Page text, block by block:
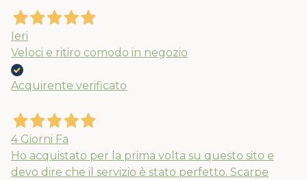
Ieri
Veloci e ritiro comodo in negozio
Acquirente verificato
4 Giorni Fa
Ho acquistato per la prima volta su questo sito e
devo dire che il servizio è stato perfetto. Scarpe